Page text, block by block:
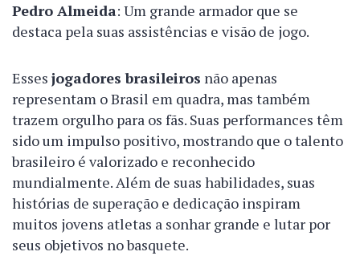
Pedro Almeida: Um grande armador que se
destaca pela suas assistências e visão de jogo.
Esses jogadores brasileiros não apenas
representam o Brasil em quadra, mas também
trazem orgulho para os fãs. Suas performances têm
sido um impulso positivo, mostrando que o talento
brasileiro é valorizado e reconhecido
mundialmente. Além de suas habilidades, suas
histórias de superação e dedicação inspiram
muitos jovens atletas a sonhar grande e lutar por
seus objetivos no basquete.